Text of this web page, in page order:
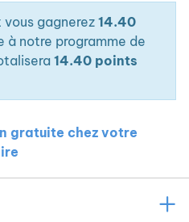
gagnerez 14.40
à notre programme de
14.40 points
gratuite chez votre